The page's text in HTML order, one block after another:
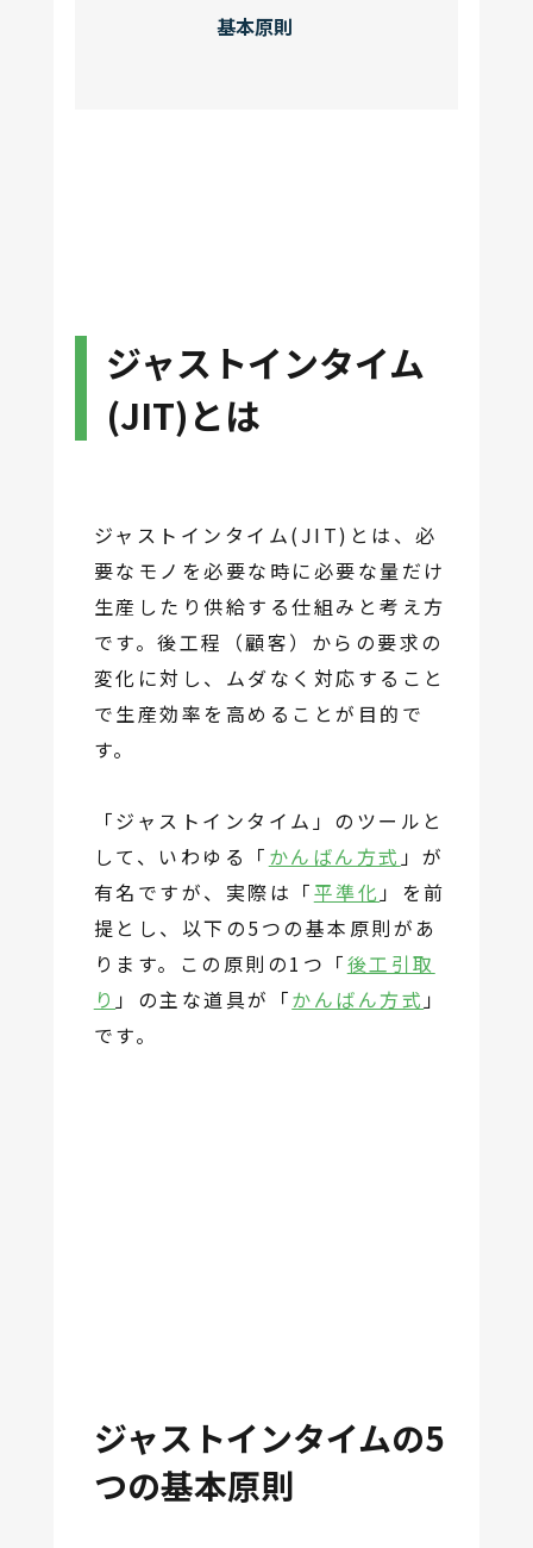
基本原則
ジャストインタイム
(JIT)とは
ジャストインタイム(JIT)とは、必
要なモノを必要な時に必要な量だけ
生産したり供給する仕組みと考え方
です。後工程（顧客）からの要求の
変化に対し、ムダなく対応すること
で生産効率を高めることが目的で
す。
「ジャストインタイム」のツールと
して、いわゆる「 かんばん方式 」が
有名ですが、実際は「平準化」を前
提とし、以下の5つの基本原則があ
ります。この原則の1つ「後工引取
り 」の主な道具が「かんばん方式」
です。
ジャストインタイムの5
つの基本原則